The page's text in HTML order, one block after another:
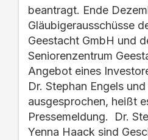
beantragt. Ende
Gläubigerausschüsse
Geestacht GmbH und
Seniorenzentrum
Angebot eines
Dr. Stephan Engels
ausgesprochen, heißt
Pressemeldung. Dr.
Yenna Haack sind